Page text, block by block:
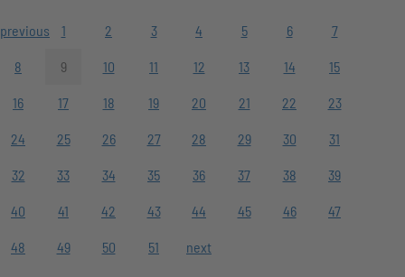
previous 1 2 3 4 5 6 7
8 9 10 11 12 13 14 15
16 17 18 19 20 21 22 23
24 25 26 27 28 29 30 31
32 33 34 35 36 37 38 39
40 41 42 43 44 45 46 47
48 49 50 51 next